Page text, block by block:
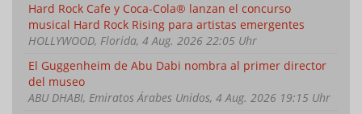
Hard Rock Cafe y Coca-Cola® lanzan el concurso
musical Hard Rock Rising para artistas emergentes
HOLLYWOOD, Florida, 4 Aug. 2026 22:05 Uhr
El Guggenheim de Abu Dabi nombra al primer director
del museo
ABU DHABI, Emiratos Árabes Unidos, 4 Aug. 2026 19:15 Uhr